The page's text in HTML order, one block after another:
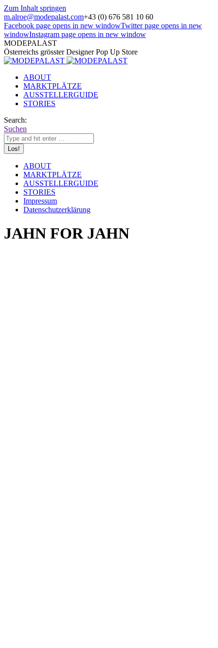
Zum Inhalt springen
m.alroe@modepalast.com+43 (0) 676 581 10 60
Facebook page opens in new windowTwitter page opens in new
windowInstagram page opens in new window
MODEPALAST
Österreichs grösster Designer Pop Up Store
ABOUT
MARKTPLÄTZE
AUSSTELLERGUIDE
STORIES
Search:
Suchen
ABOUT
MARKTPLÄTZE
AUSSTELLERGUIDE
STORIES
Impressum
Datenschutzerklärung
JAHN FOR JAHN